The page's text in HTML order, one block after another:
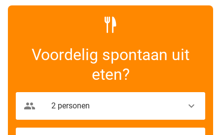
Voordelig spontaan uit
eten?